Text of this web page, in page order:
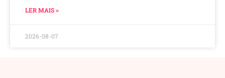
LER MAIS »
2026-08-07